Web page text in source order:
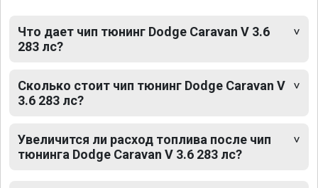
Что дает чип тюнинг Dodge Caravan V 3.6
283 лс?
Сколько стоит чип тюнинг Dodge Caravan V
3.6 283 лс?
Увеличится ли расход топлива после чип
тюнинга Dodge Caravan V 3.6 283 лс?